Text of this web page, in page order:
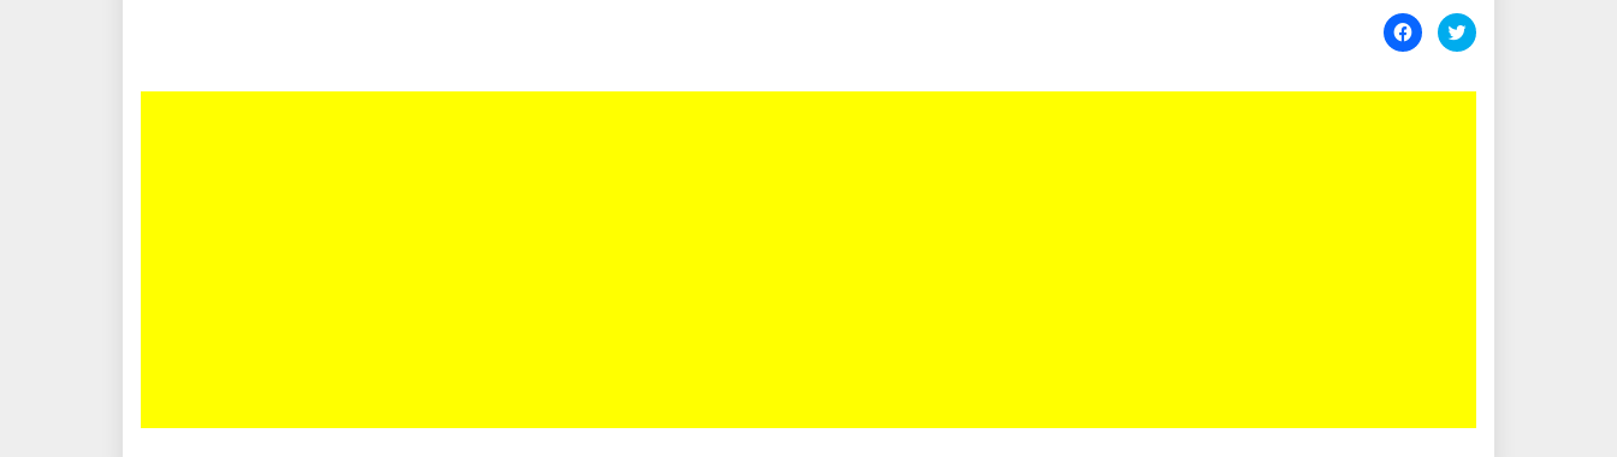
اضغط
للمشاركة
(فتح
انقر
للمشاركة
(فتح